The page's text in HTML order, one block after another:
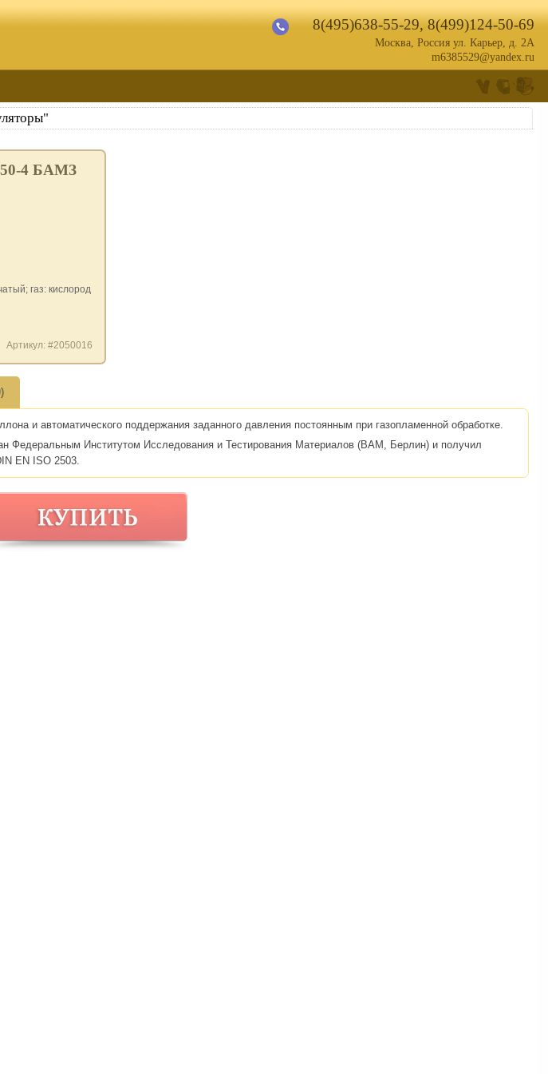
8(495)638-55-29,8(499)124-50-69
Москва, Россия ул. Карьер, д. 2А
m6385529@yandex.ru
4 БАМЗ
газ: кислород
Артикул: #2050016
и автоматического поддержания заданного давления постоянным при газопламенной обработке.
Федеральным Институтом Исследования и Тестирования Материалов (ВАМ, Берлин) и получил
EN ISO 2503.